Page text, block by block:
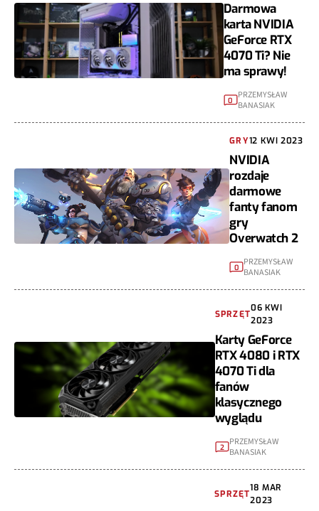
Darmowa
karta NVIDIA
GeForce RTX
4070 Ti? Nie
ma sprawy!
0 PRZEMYSŁAW
BANASIAK
GRY12 KWI 2023
NVIDIA
rozdaje
darmowe
fanty fanom
gry
Overwatch 2
0
PRZEMYSŁAW
BANASIAK
SPRZĘT
06 KWI
2023
Karty GeForce
RTX 4080 i RTX
4070 Ti dla
fanów
klasycznego
wyglądu
2 PRZEMYSŁAW
BANASIAK
SPRZĘT
18 MAR
2023